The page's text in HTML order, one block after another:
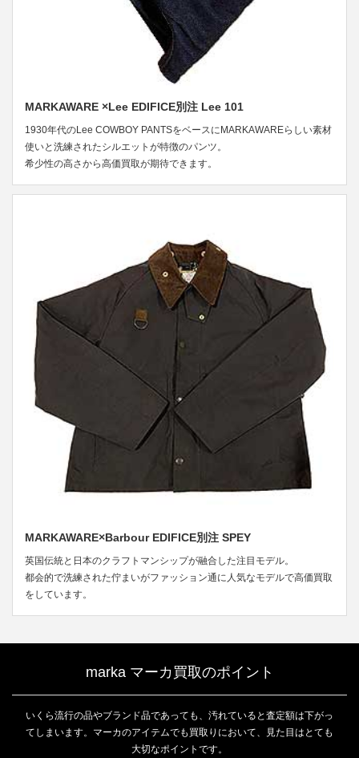
MARKAWARE ×Lee EDIFICE別注 Lee 101
1930年代のLee COWBOY PANTSをベースにMARKAWAREらしい素材
使いと洗練されたシルエットが特徴のパンツ。
希少性の高さから高価買取が期待できます。
MARKAWARE×Barbour EDIFICE別注 SPEY
英国伝統と日本のクラフトマンシップが融合した注目モデル。
都会的で洗練された佇まいがファッション通に人気なモデルで高価買取
をしています。
marka マーカ買取のポイント
いくら流行の品やブランド品であっても、汚れていると査定額は下がっ
てしまいます。マーカのアイテムでも買取りにおいて、見た目はとても
大切なポイントです。